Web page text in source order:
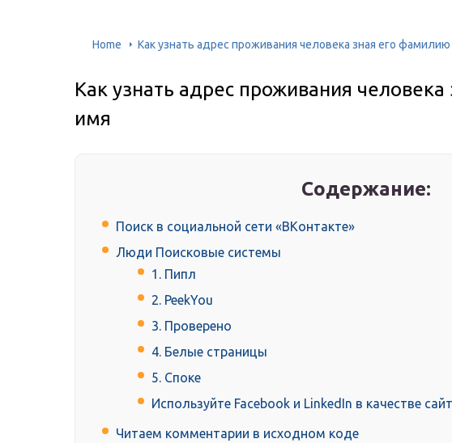
Home Как узнать адрес проживания человека зная его
Как узнать адрес проживания
имя
Содержание:
Поиск в социальной сети «ВКонтакте»
Люди Поисковые системы
1. Пипл
2. PeekYou
3. Проверено
4. Белые страницы
5. Споке
Используйте Facebook и LinkedIn в качестве
Читаем комментарии в исходном коде